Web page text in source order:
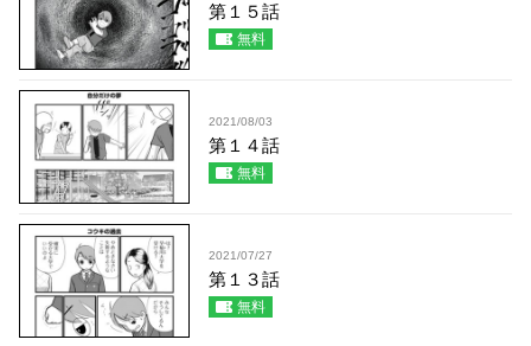
第１５話
無料
2021/08/03
第１４話
無料
2021/07/27
第１３話
無料